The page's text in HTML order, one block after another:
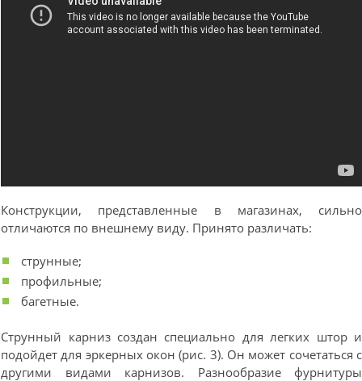
Конструкции, представленные в магазинах, сильно
отличаются по внешнему виду. Принято различать:
струнные;
профильные;
багетные.
Струнный карниз создан специально для легких штор и
подойдет для эркерных окон (рис. 3). Он может сочетаться с
другими видами карнизов. Разнообразие фурнитуры